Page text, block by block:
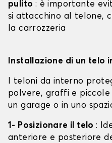
pulito : è importante
si attacchino al telone,
la carrozzeria
Installazione di un telo
I teloni da interno
polvere, graffi e piccole
un garage o in uno
1- Posizionare il telo:
anteriore e posteriore